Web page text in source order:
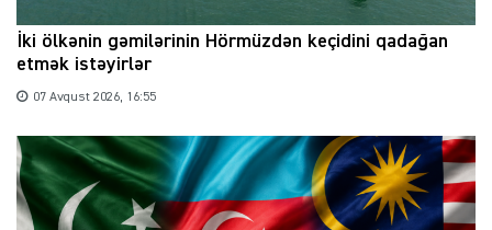
İki ölkənin gəmilərinin Hörmüzdən keçidini qadağan
etmək istəyirlər
07 Avqust 2026, 16:55